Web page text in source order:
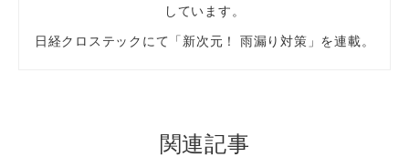
しています。
日経クロステックにて「新次元！ 雨漏り対策」を連載。
関連記事